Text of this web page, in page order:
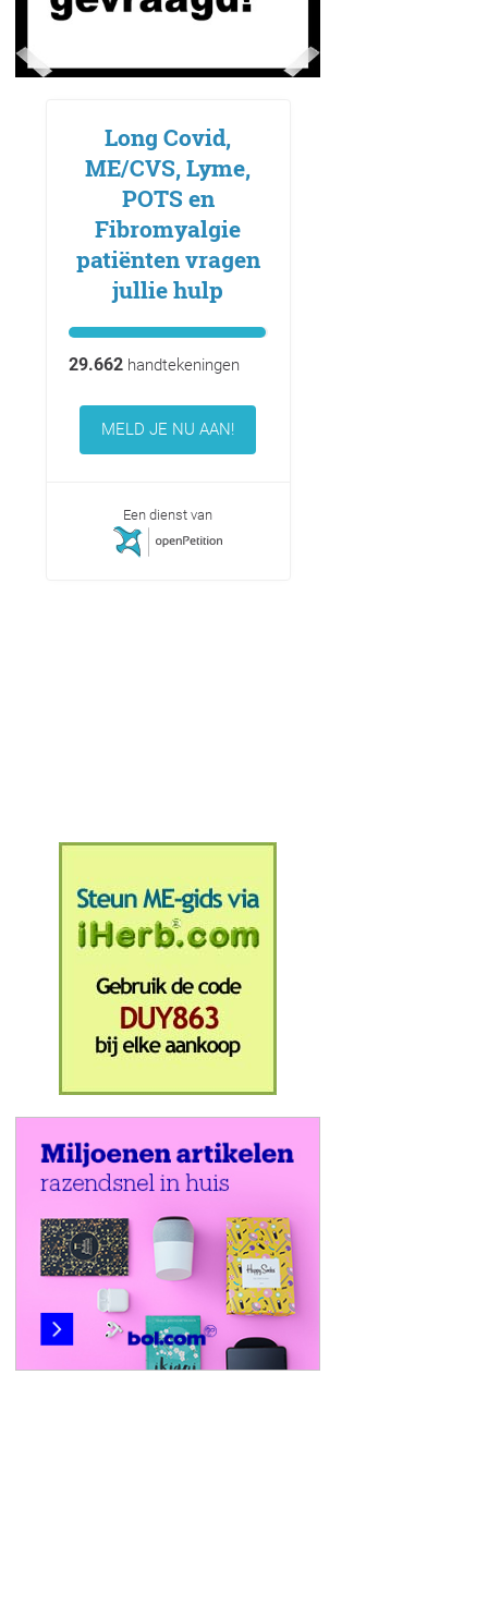
Long Covid,
ME/CVS, Lyme,
POTS en
Fibromyalgie
patiënten vragen
jullie hulp
29.662handtekeningen
MELD JE NU AAN!
Een dienst van